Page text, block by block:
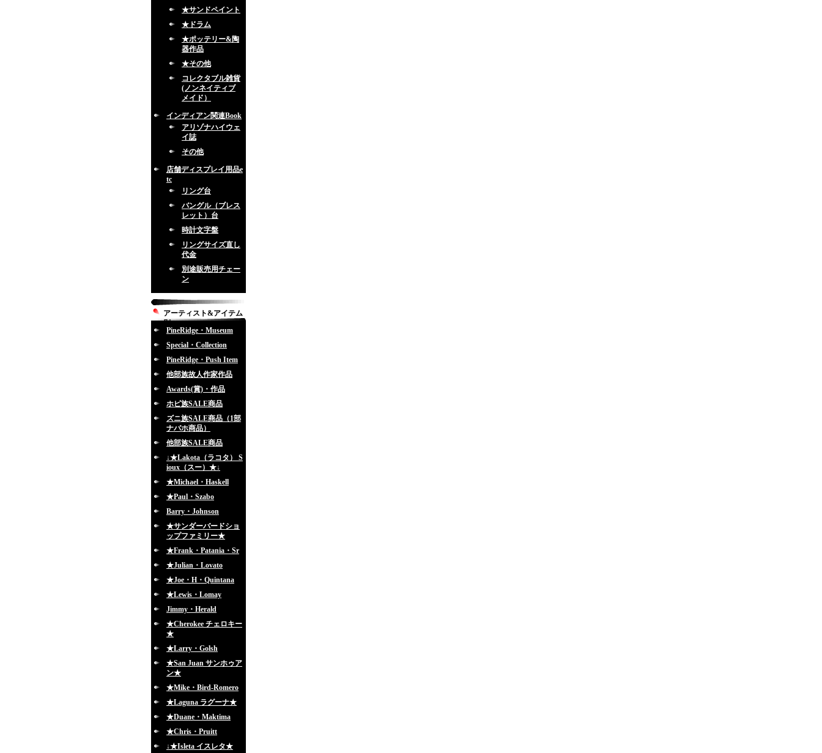
★サンドペイント
★ドラム
★ポッテリー&陶
器作品
★その他
コレクタブル雑貨
(ノンネイティブ
メイド）
インディアン関連Book
アリゾナハイウェ
イ誌
その他
店舗ディスプレイ用品e
tc
リング台
バングル（ブレス
レット）台
時計文字盤
リングサイズ直し
代金
別途販売用チェー
ン
アーティスト&アイテム
別
PineRidge・Museum
Special・Collection
PineRidge・Push Item
他部族故人作家作品
Awards(賞)・作品
ホピ族SALE商品
ズニ族SALE商品（1部
ナバホ商品）
他部族SALE商品
↓★Lakota（ラコタ） S
ioux（スー）★↓
★Michael・Haskell
★Paul・Szabo
Barry・Johnson
★サンダーバードショ
ップファミリー★
★Frank・Patania・Sr
★Julian・Lovato
★Joe・H・Quintana
★Lewis・Lomay
Jimmy・Herald
★Cherokee チェロキー
★
★Larry・Golsh
★San Juan サンホゥア
ン★
★Mike・Bird-Romero
★Laguna ラグーナ★
★Duane・Maktima
★Chris・Pruitt
↓★Isleta イスレタ★